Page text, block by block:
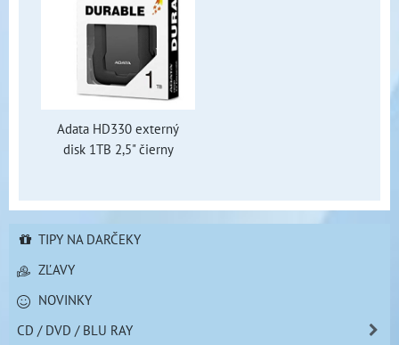
Adata HD330 externý
disk 1TB 2,5" čierny
TIPY NA DARČEKY
ZĽAVY
NOVINKY
CD / DVD / BLU RAY